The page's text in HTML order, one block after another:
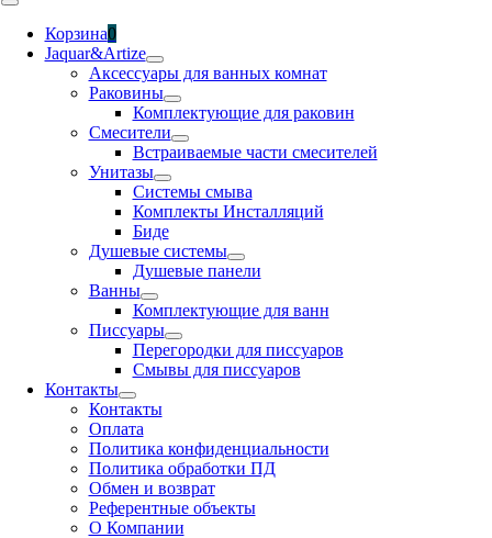
Toggle
NavigationКорзина0
Jaquar&Artize
Аксессуары для ванных комнат
Раковины
Комплектующие для раковин
Смесители
Встраиваемые части смесителей
Унитазы
Системы смыва
Комплекты Инсталляций
Биде
Душевые системы
Душевые панели
Ванны
Комплектующие для ванн
Писсуары
Перегородки для писсуаров
Смывы для писсуаров
Контакты
Контакты
Оплата
Политика конфиденциальности
Политика обработки ПД
Обмен и возврат
Референтные объекты
О Компании